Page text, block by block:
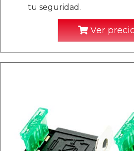
tu seguridad.
Ver